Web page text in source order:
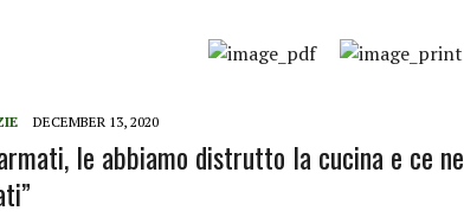
DECEMBER 13, 2020
le abbiamo distrutto la cucina e ce ne